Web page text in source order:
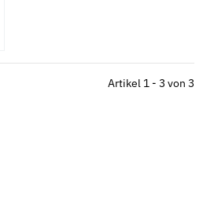
Artikel 1 - 3 von 3